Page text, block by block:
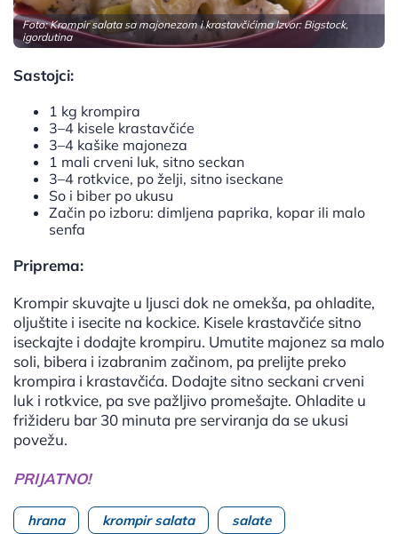
Foto: Krompir salata sa majonezom i krastavčićima Izvor: Bigstock,
igordutina
Sastojci:
1 kg krompira
3–4 kisele krastavčiće
3–4 kašike majoneza
1 mali crveni luk, sitno seckan
3–4 rotkvice, po želji, sitno iseckane
So i biber po ukusu
Začin po izboru: dimljena paprika, kopar ili malo
senfa
Priprema:
Krompir skuvajte u ljusci dok ne omekša, pa ohladite,
oljuštite i isecite na kockice. Kisele krastavčiće sitno
iseckajte i dodajte krompiru. Umutite majonez sa malo
soli, bibera i izabranim začinom, pa prelijte preko
krompira i krastavčića. Dodajte sitno seckani crveni
luk i rotkvice, pa sve pažljivo promešajte. Ohladite u
frižideru bar 30 minuta pre serviranja da se ukusi
povežu.
PRIJATNO!
hrana krompir salata salate